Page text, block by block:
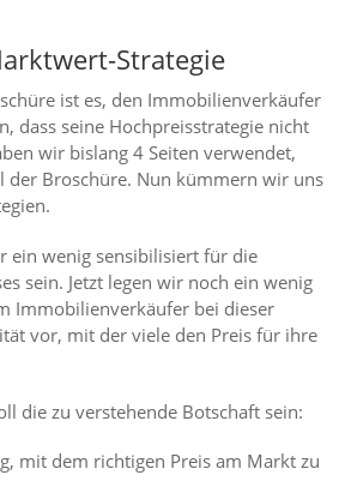
Strategie
ist es, den Immobilienverkäufer
dass seine Hochpreisstrategie nicht
wir bislang 4 Seiten verwendet,
der Broschüre. Nun kümmern wir uns
ein wenig sensibilisiert für die
sein. Jetzt legen wir noch ein wenig
Immobilienverkäufer bei dieser
vor, mit der viele den Preis für ihre
die zu verstehende Botschaft sein:
mit dem richtigen Preis am Markt zu